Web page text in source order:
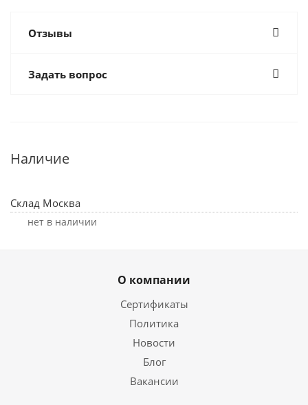
Отзывы
Задать вопрос
Наличие
Склад Москва
Нет в наличии
О компании
Сертификаты
Политика
Новости
Блог
Вакансии